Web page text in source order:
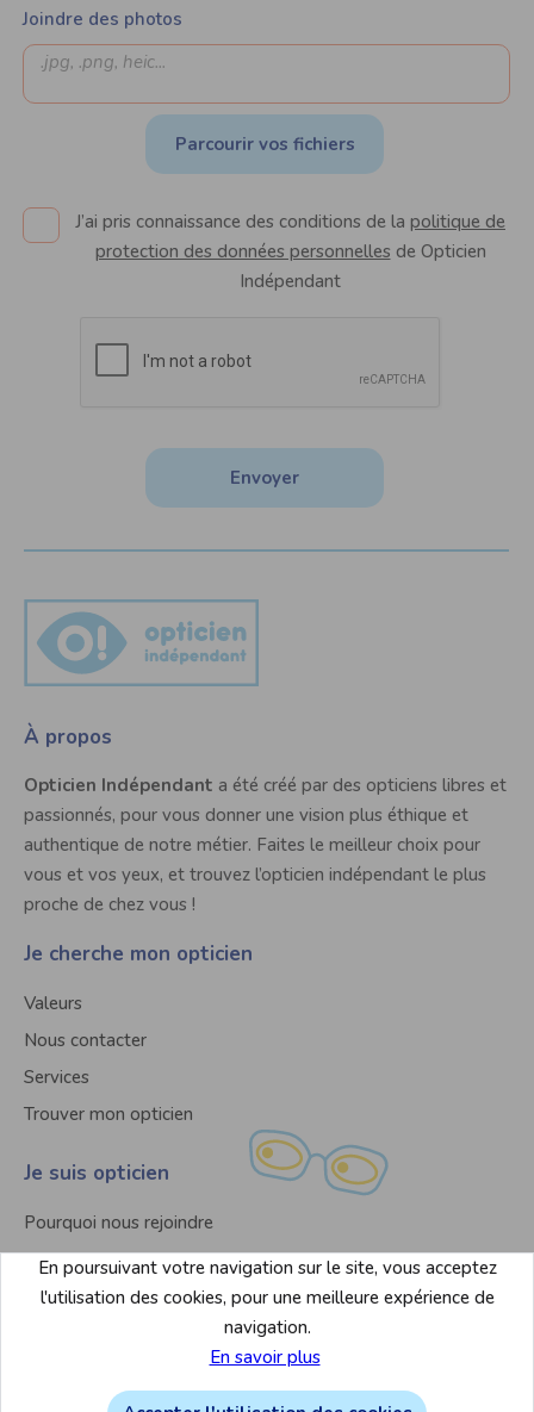
Joindre des photos
Parcourir vos fichiers
J’ai pris connaissance des conditions de la politique de
protection des données personnelles de Opticien
Indépendant
Envoyer
À propos
Opticien Indépendant a été créé par des opticiens libres et
passionnés, pour vous donner une vision plus éthique et
authentique de notre métier. Faites le meilleur choix pour
vous et vos yeux, et trouvez l’opticien indépendant le plus
proche de chez vous !
Je cherche mon opticien
Valeurs
Nous contacter
Services
Trouver mon opticien
Je suis opticien
Pourquoi nous rejoindre
Nous contacter
Liste des magasins
En poursuivant votre navigation sur le site, vous acceptez
l'utilisation des cookies, pour une meilleure expérience de
navigation.
En savoir plus